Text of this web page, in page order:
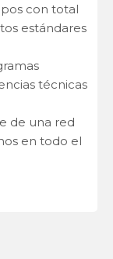
con total
estándares
técnicas
de una red
en todo el